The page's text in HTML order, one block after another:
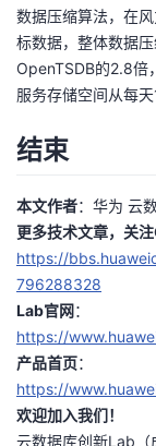
数据压缩算法，在
标数据，整体数据
OpenTSDB的2.8倍
服务存储空间从每
结束
本文作者：华为 云
更多技术文章，关
https://
796288328
Lab官网：
https://
产品首页：
https://
欢迎加入我们！
云数据库创新Lab（